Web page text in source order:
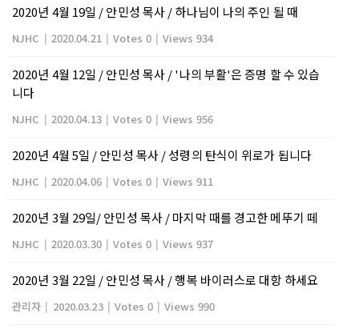
2020년 4월 19일 / 안민성 목사 / 하나님이 나의 주인 될 때
NJHC | 2020.04.21 | Votes 0 | Views 934
2020년 4월 12일 / 안민성 목사 / '나의 부활'은 증명 할 수 있습
니다
NJHC | 2020.04.13 | Votes 0 | Views 956
2020년 4월 5일 / 안민성 목사 / 성령의 탄식이 위로가 됩니다
NJHC | 2020.04.06 | Votes 0 | Views 911
2020년 3월 29일/ 안민성 목사 / 마지막 때를 경고한 메뚜기 떼
NJHC | 2020.03.30 | Votes 0 | Views 937
2020년 3월 22일 / 안민성 목사 / 행복 바이러스로 대항 하세요
관리자 | 2020.03.23 | Votes 0 | Views 990